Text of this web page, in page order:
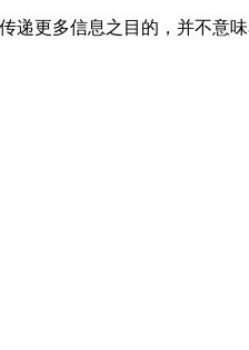
递更多信息之目的，并不意